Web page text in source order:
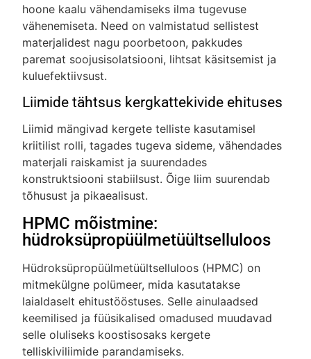
hoone kaalu vähendamiseks ilma tugevuse
vähenemiseta. Need on valmistatud sellistest
materjalidest nagu poorbetoon, pakkudes
paremat soojusisolatsiooni, lihtsat käsitsemist ja
kuluefektiivsust.
Liimide tähtsus kergkattekivide ehituses
Liimid mängivad kergete telliste kasutamisel
kriitilist rolli, tagades tugeva sideme, vähendades
materjali raiskamist ja suurendades
konstruktsiooni stabiilsust. Õige liim suurendab
tõhusust ja pikaealisust.
HPMC mõistmine:
hüdroksüpropüülmetüültselluloos
Hüdroksüpropüülmetüültselluloos (HPMC) on
mitmekülgne polümeer, mida kasutatakse
laialdaselt ehitustööstuses. Selle ainulaadsed
keemilised ja füüsikalised omadused muudavad
selle oluliseks koostisosaks kergete
telliskiviliimide parandamiseks.